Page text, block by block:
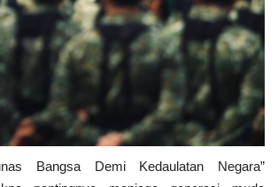
Bangsa Demi Kedaulatan Negara”